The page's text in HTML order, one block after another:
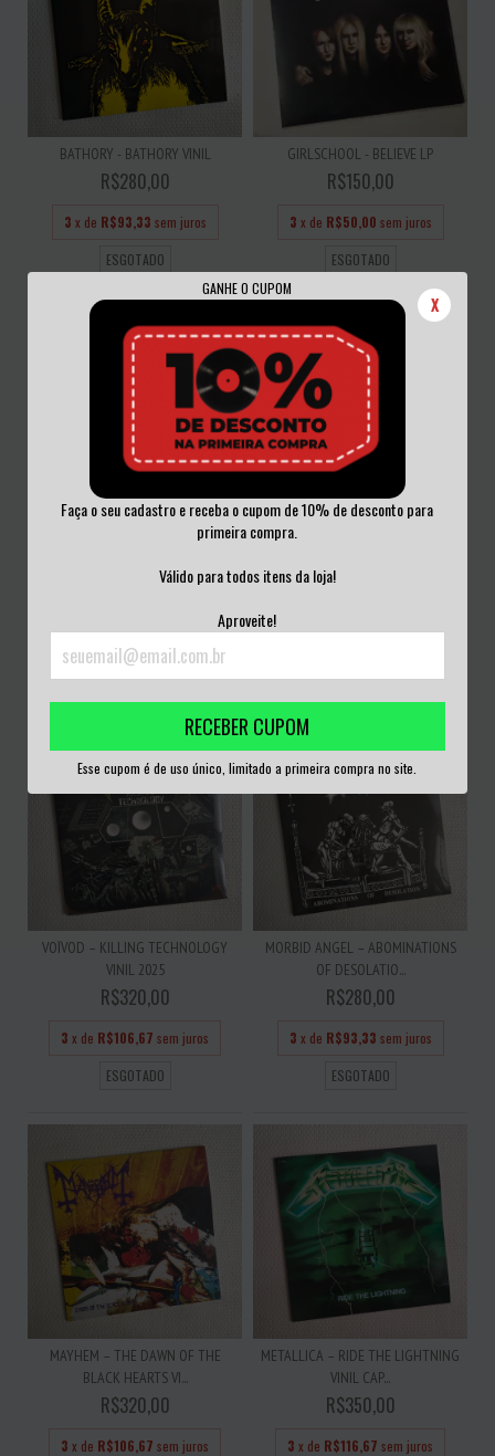
GANHE O CUPOM
X
Faça o seu cadastro e receba o cupom de 10% de desconto para
primeira compra.
Válido para todos itens da loja!
Aproveite!
RECEBER CUPOM
Esse cupom é de uso único, limitado a primeira compra no site.
BATHORY - BATHORY VINIL
R$280,00
3 x de R$93,33 sem juros
ESGOTADO
GIRLSCHOOL - BELIEVE LP
R$150,00
3 x de R$50,00 sem juros
ESGOTADO
BLOODBATH – RESURRECTION
R$300,00
3x deR$100,00sem juros
ESGOTADO
DARKTHRONE – PANZERFAUST
R$260,00
3x deR$86,67sem juros
VOÏVOD – KILLING TECHNOLOGY
VINIL 2025
R$320,00
3 x de R$106,67 sem juros
ESGOTADO
MORBID ANGEL – ABOMINATIONS
OF DESOLATIO...
R$280,00
3 x de R$93,33 sem juros
ESGOTADO
MAYHEM – THE DAWN OF THE
BLACK HEARTS VI...
R$320,00
3 x de R$106,67 sem juros
METALLICA – RIDE THE LIGHTNING
VINIL CAP...
R$350,00
3 x de R$116,67 sem juros